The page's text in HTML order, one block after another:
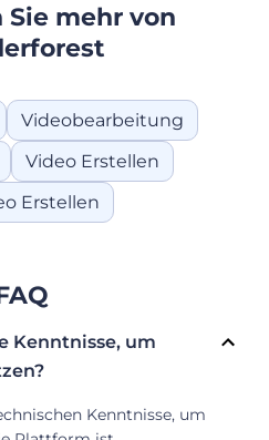
Sie mehr von
Videobearbeitung
Video Erstellen
Erstellen
Kenntnisse, um
Kenntnisse, um